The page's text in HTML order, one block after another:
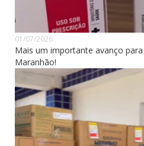
01/07/2026
Mais um importante avanço
Maranhão!